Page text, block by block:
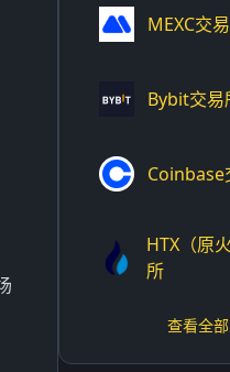
MEXC交
Bybit交易
Coinbase
HTX（原
所
查看全